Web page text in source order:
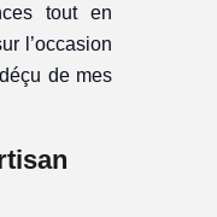
tout en
l’occasion
de mes